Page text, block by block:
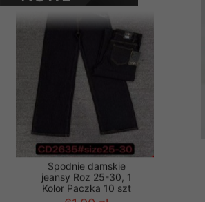
PRODUKTY